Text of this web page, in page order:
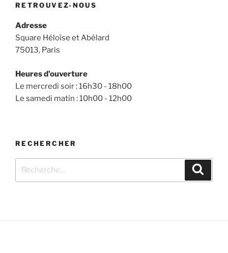
fête
Nature
RETROUVEZ-NOUS
Adresse
Square Héloïse et Abélard
75013, Paris
Heures d’ouverture
Le mercredi soir : 16h30 - 18h00
Le samedi matin : 10h00 - 12h00
RECHERCHER